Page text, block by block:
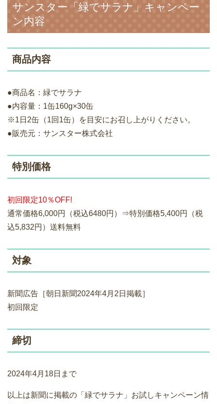
サンスター「緑でサラナ」キャンペー
ン内容
商品内容
●商品名：緑でサラナ
●内容量：1缶160g×30缶
※1日2缶（1回1缶）を目安にお召し上がりください。
●販売元：サンスター株式会社
特別価格
初回限定10％OFF!
通常価格6,000円（税込6480円）⇒特別価格5,400円（税
込5,832円）送料無料
対象
新聞広告［朝日新聞2024年4月2日掲載］
初回限定
締切
2024年4月18日まで
以上は新聞に掲載の「緑でサラナ」お試しキャンペーン情